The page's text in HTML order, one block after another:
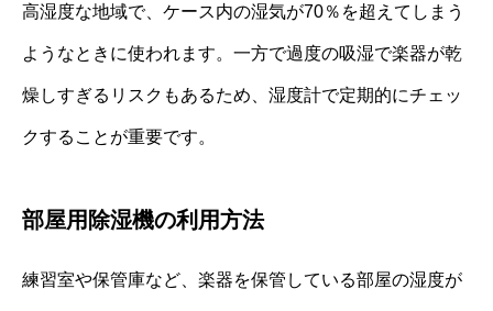
高湿度な地域で、ケース内の湿気が70％を超えてしまう
ようなときに使われます。一方で過度の吸湿で楽器が乾
燥しすぎるリスクもあるため、湿度計で定期的にチェッ
クすることが重要です。
部屋用除湿機の利用方法
練習室や保管庫など、楽器を保管している部屋の湿度が